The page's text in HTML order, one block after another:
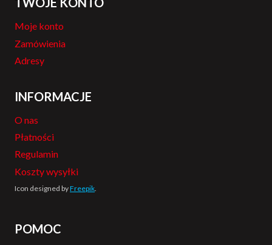
Moje konto
Zamówienia
Adresy
INFORMACJE
O nas
Płatności
Regulamin
Koszty wysyłki
Icon designed byFreepik.
POMOC